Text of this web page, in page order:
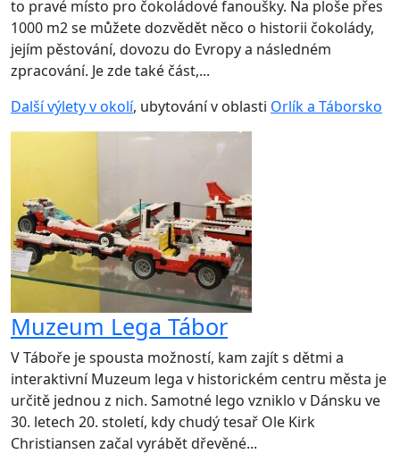
to pravé místo pro čokoládové fanoušky. Na ploše přes
1000 m2 se můžete dozvědět něco o historii čokolády,
jejím pěstování, dovozu do Evropy a následném
zpracování. Je zde také část,...
Další výlety v okolí, ubytování v oblasti Orlík a Táborsko
Muzeum Lega Tábor
V Táboře je spousta možností, kam zajít s dětmi a
interaktivní Muzeum lega v historickém centru města je
určitě jednou z nich. Samotné lego vzniklo v Dánsku ve
30. letech 20. století, kdy chudý tesař Ole Kirk
Christiansen začal vyrábět dřevěné...